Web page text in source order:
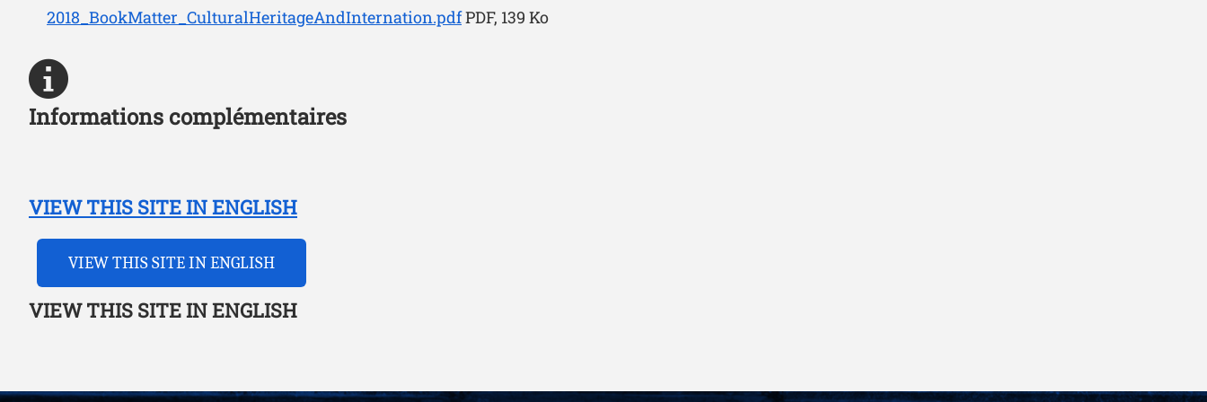
2018_BookMatter_CulturalHeritageAndInternation.pdfPDF, 139 Ko
Informations complémentaires
VIEW THIS SITE IN ENGLISH
VIEW THIS SITE IN ENGLISH
VIEW THIS SITE IN ENGLISH